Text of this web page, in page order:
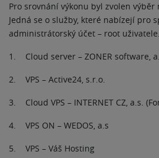
Pro srovnání výkonu byl zvolen
Jedná se o služby, které nabízejí pro
administrátorský účet – root uživatele.
1. Cloud server – ZONER software,
2. VPS – Active24, s.r.o.
3. Cloud VPS – INTERNET CZ, a.s.
4. VPS ON – WEDOS, a.s
5. VPS – Váš Hosting